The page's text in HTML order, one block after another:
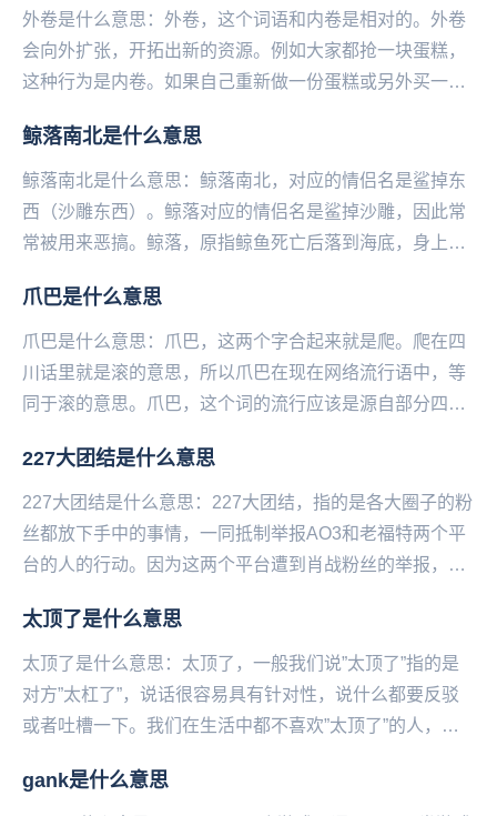
外卷是什么意思：外卷，这个词语和内卷是相对的。外卷
会向外扩张，开拓出新的资源。例如大家都抢一块蛋糕，
这种行为是内卷。如果自己重新做一份蛋糕或另外买一
鲸落南北是什么意思
鲸落南北是什么意思：鲸落南北，对应的情侣名是鲨掉东
西（沙雕东西）。鲸落对应的情侣名是鲨掉沙雕，因此常
常被用来恶搞。鲸落，原指鲸鱼死亡后落到海底，身上自
落。...
爪巴是什么意思
爪巴是什么意思：爪巴，这两个字合起来就是爬。爬在四
川话里就是滚的意思，所以爪巴在现在网络流行语中，等
同于滚的意思。爪巴，这个词的流行应该是源自部分四川
朋...
227大团结是什么意思
227大团结是什么意思：227大团结，指的是各大圈子的粉
丝都放下手中的事情，一同抵制举报AO3和老福特两个平
台的人的行动。因为这两个平台遭到肖战粉丝的举报，导
太顶了是什么意思
太顶了是什么意思：太顶了，一般我们说”太顶了”指的是
对方”太杠了”，说话很容易具有针对性，说什么都要反驳
或者吐槽一下。我们在生活中都不喜欢”太顶了”的人，因
gank是什么意思